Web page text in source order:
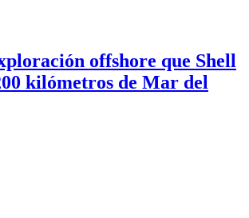
offshore que Shell
kilómetros de Mar del